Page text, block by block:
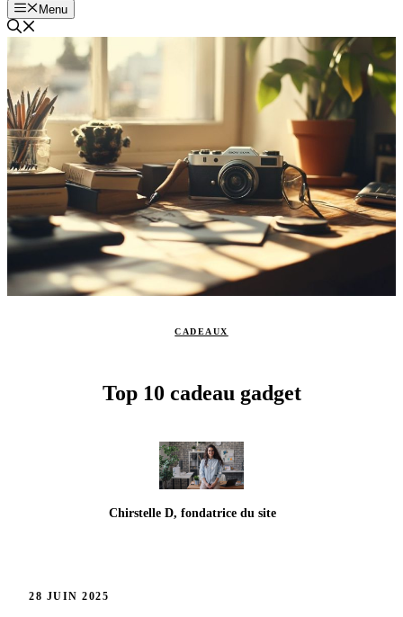
Menu
CADEAUX
Top 10 cadeau gadget
Chirstelle D, fondatrice du site
28 JUIN 2025